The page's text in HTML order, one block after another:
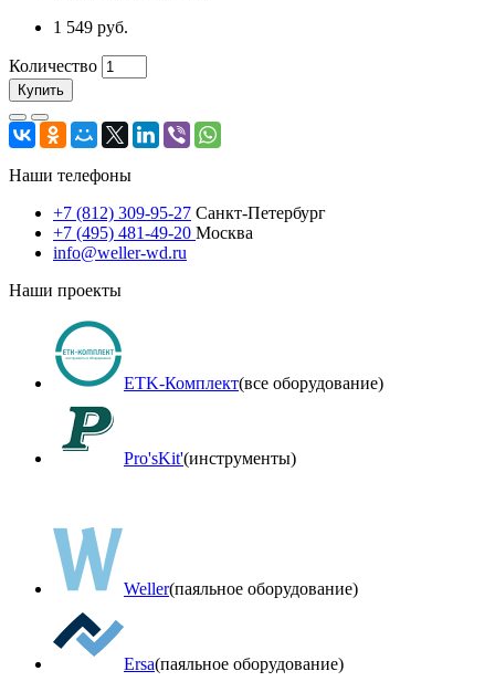
1 549 руб.
Количество
Купить
Наши телефоны
+7 (812) 309-95-27 Санкт-Петербург
+7 (495) 481-49-20 Москва
info@weller-wd.ru
Наши проекты
ETK-Комплект(все оборудование)
Pro'sKit'(инструменты)
Weller(паяльное оборудование)
Ersa(паяльное оборудование)